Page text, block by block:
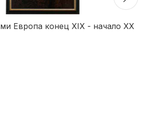
Европа конец XIX - начало ХХ